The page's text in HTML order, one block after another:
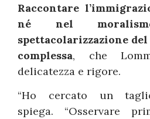
Raccontare
né nel
spettacolarizzazione
complessa, che
delicatezza e rigore.
“Ho cercato un
spiega. “Osservare